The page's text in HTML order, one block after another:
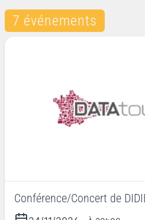
7 événements
Conférence/Concert de